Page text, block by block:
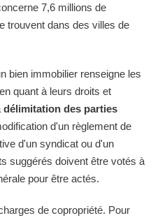
7,6 millions de
trouvent dans des villes de
bien immobilier renseigne les
quant à leurs droits et
délimitation des parties
d'un règlement de
d'un syndicat ou d'un
suggérés doivent être votés à
pour être actés.
de copropriété. Pour